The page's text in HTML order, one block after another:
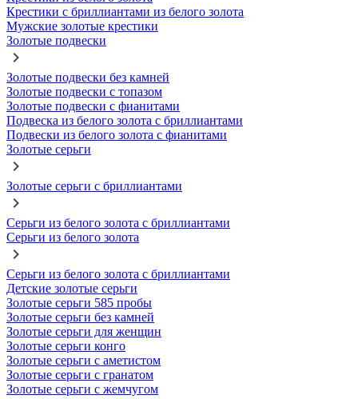
Крестики с бриллиантами из белого золота
Мужские золотые крестики
Золотые подвески
Золотые подвески без камней
Золотые подвески с топазом
Золотые подвески с фианитами
Подвеска из белого золота с бриллиантами
Подвески из белого золота с фианитами
Золотые серьги
Золотые серьги с бриллиантами
Серьги из белого золота с бриллиантами
Серьги из белого золота
Серьги из белого золота с бриллиантами
Детские золотые серьги
Золотые серьги 585 пробы
Золотые серьги без камней
Золотые серьги для женщин
Золотые серьги конго
Золотые серьги с аметистом
Золотые серьги с гранатом
Золотые серьги с жемчугом